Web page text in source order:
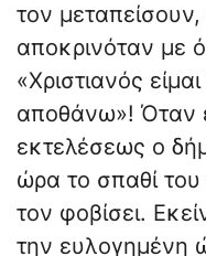
τον
αποκρινόταν με
«Χριστιανός
αποθάνω»! Όταν
εκτελέσεως ο
ώρα το σπαθί
τον φοβίσει.
την ευλογημένη